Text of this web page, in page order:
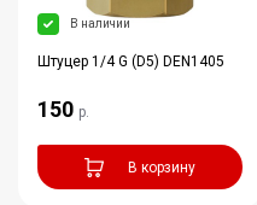
В наличии
Штуцер 1/4 G (D5) DEN1405
150 р.
В корзину